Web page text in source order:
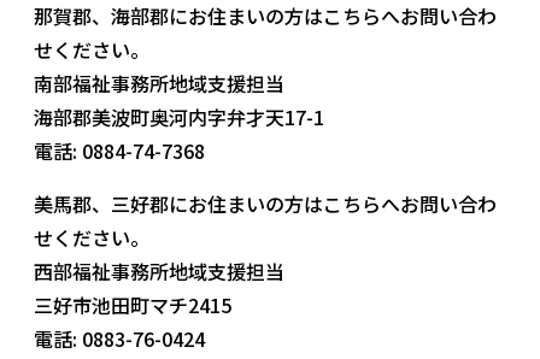
那賀郡、海部郡にお住まいの方はこちらへお問い合わ
せください。
南部福祉事務所地域支援担当
海部郡美波町奥河内字弁才天17-1
電話: 0884-74-7368
美馬郡、三好郡にお住まいの方はこちらへお問い合わ
せください。
西部福祉事務所地域支援担当
三好市池田町マチ2415
電話: 0883-76-0424